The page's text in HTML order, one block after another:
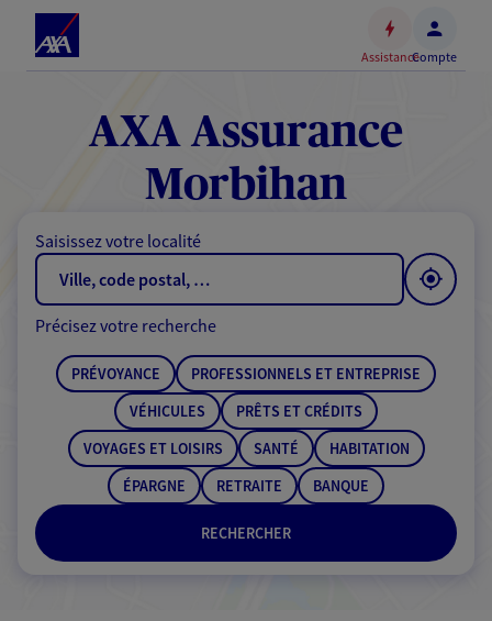
Accéder
contenu
principal
Accéder
au
de
AssistanceCompte
AXA Assurance
Morbihan
Saisissez votre localité
RECHERCHER
Précisez votre recherche
PRÉVOYANCE
PROFESSIONNELS ET ENTREPRISE
VÉHICULES
PRÊTS ET CRÉDITS
VOYAGES ET LOISIRS
SANTÉ
HABITATION
ÉPARGNE
RETRAITE BANQUE